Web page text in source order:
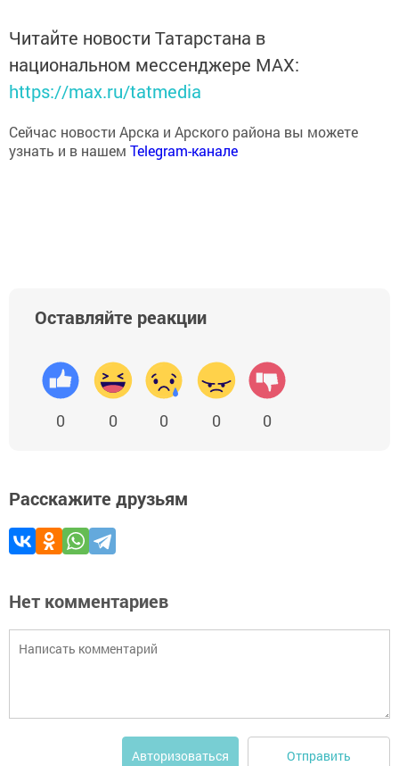
Читайте новости Татарстана в
национальном мессенджере MАХ:
https://max.ru/tatmedia
Сейчас новости Арска и Арского района вы можете
узнать и в нашем Telegram-канале
Оставляйте реакции
0 0 0 0 0
Расскажите друзьям
Нет комментариев
Авторизоваться Отправить